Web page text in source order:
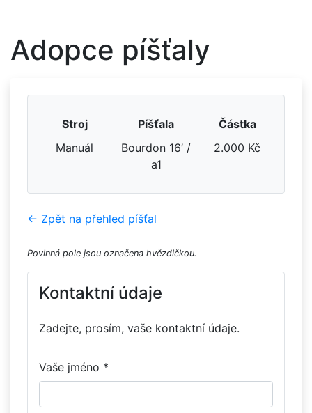
Adopce píšťaly
Stroj Píšťala
Částka
Manuál
Bourdon 16’ /
a1
2.000 Kč
← Zpět na přehled píšťal
Povinná pole jsou označena hvězdičkou.
Kontaktní údaje
Zadejte, prosím, vaše kontaktní údaje.
Vaše jméno *